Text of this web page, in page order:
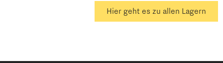
Hier geht es zu allen Lagern